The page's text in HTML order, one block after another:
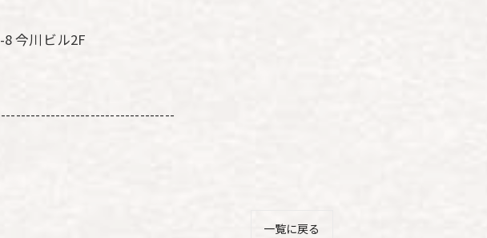
今川ビル2F
一覧に戻る